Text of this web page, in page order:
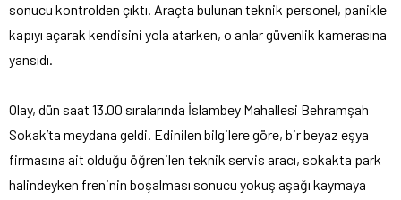
sonucu kontrolden çıktı. Araçta bulunan teknik personel, panikle
kapıyı açarak kendisini yola atarken, o anlar güvenlik kamerasına
yansıdı.
Olay, dün saat 13.00 sıralarında İslambey Mahallesi Behramşah
Sokak’ta meydana geldi. Edinilen bilgilere göre, bir beyaz eşya
firmasına ait olduğu öğrenilen teknik servis aracı, sokakta park
halindeyken freninin boşalması sonucu yokuş aşağı kaymaya